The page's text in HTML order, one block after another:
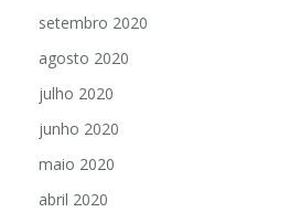
setembro 2020
agosto 2020
julho 2020
junho 2020
maio 2020
abril 2020